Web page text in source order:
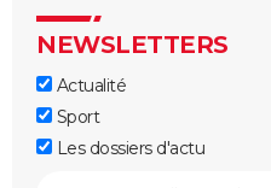
NEWSLETTERS
Actualité
Sport
Les dossiers d'actu